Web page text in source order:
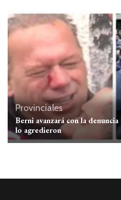
Provinciales
Berni avanzará con la
lo agredieron